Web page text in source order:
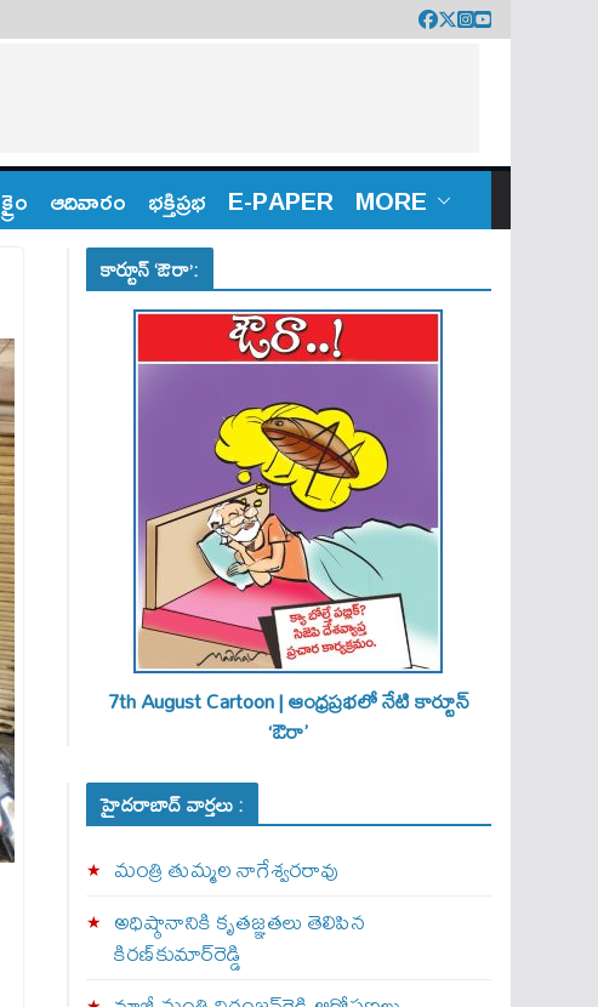
క్రైం ఆదివారం భక్తిప్రభ E-PAPER MORE
కార్టూన్ ‘ఔరా’:
7th August Cartoon | ఆంధ్రప్రభలో నేటి కార్టూన్
‘ఔరా’
హైదరాబాద్ వార్తలు :
మంత్రి తుమ్మల నాగేశ్వరరావు
అధిష్ఠానానికి కృతజ్ఞతలు తెలిపిన
కిరణ్‌కుమార్‌రెడ్డి